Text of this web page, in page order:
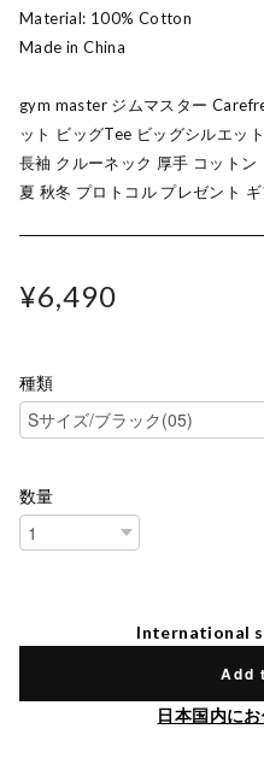
Material: 100% Cotton
Made in China
gym master ジムマスター
ット ビッグTee ビッグシルエッ
長袖 クルーネック 厚手 コット
夏 秋冬 プロトコル プレゼント ギ
¥6,490
種類
数量
International
Add
日本国内に